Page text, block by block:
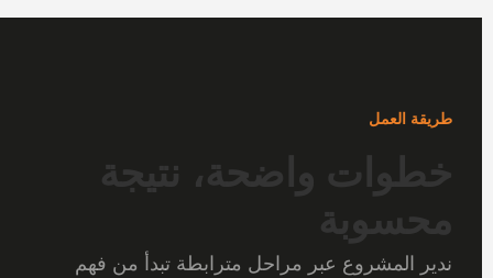
طريقة العمل
خطوات واضحة، نتيجة
محسوبة
ندير المشروع عبر مراحل مترابطة تبدأ من فهم